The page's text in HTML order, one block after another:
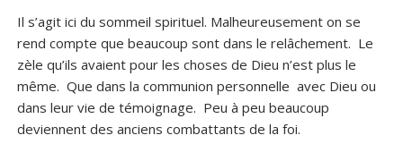
Il s’agit ici du sommeil spirituel. Malheureusement on se
rend compte que beaucoup sont dans le relâchement. Le
zèle qu’ils avaient pour les choses de Dieu n’est plus le
même. Que dans la communion personnelle avec Dieu ou
dans leur vie de témoignage. Peu à peu beaucoup
deviennent des anciens combattants de la foi.